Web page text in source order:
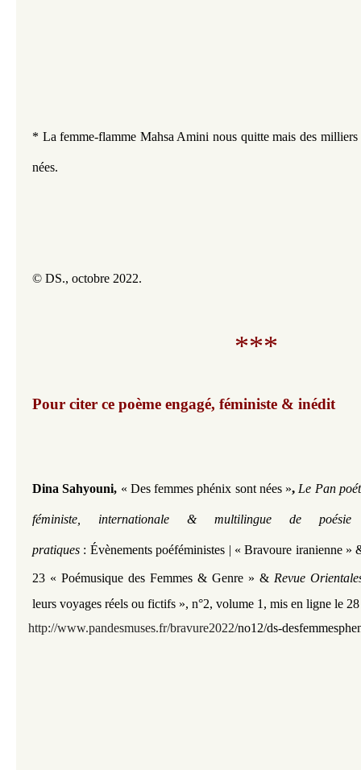
* La femme-flamme Mahsa Amini nous quitte mais des milliers
nées.
© DS., octobre 2022.
***
Pour citer ce poème engagé, féministe & inédit​​​​​​
Dina Sahyouni, « Des femmes phénix sont nées », Le Pan
féministe, internationale & multilingue de
pratiques : Évènements poéféministes | « Bravoure iranienne »
23 « Poémusique des Femmes & Genre » & Revue
leurs voyages réels ou fictifs », n°2, volume 1, mis en ligne le
http://www.pandesmuses.fr/bravure2022/no12/ds-